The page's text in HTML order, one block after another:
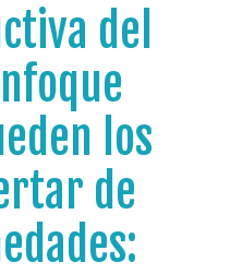
del
los
de